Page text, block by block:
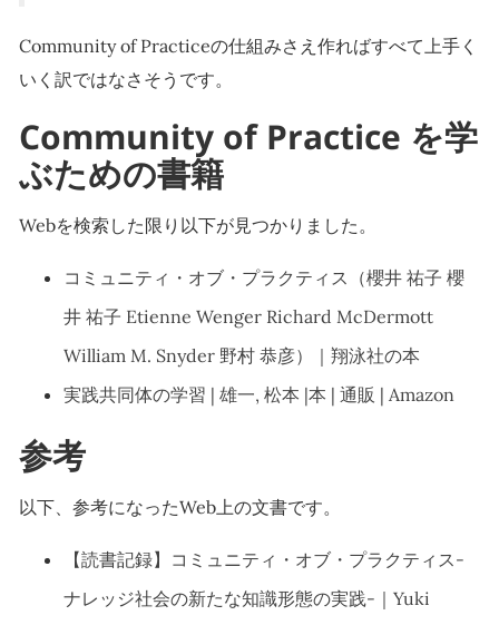
Community of Practiceの仕組みさえ作ればすべて上手く
いく訳ではなさそうです。
Community of Practice を学
ぶための書籍
Webを検索した限り以下が見つかりました。
コミュニティ・オブ・プラクティス（櫻井 祐子 櫻
井 祐子 Etienne Wenger Richard McDermott
William M. Snyder 野村 恭彦）｜翔泳社の本
実践共同体の学習 | 雄一, 松本 |本 | 通販 | Amazon
参考
以下、参考になったWeb上の文書です。
【読書記録】コミュニティ・オブ・プラクティス-
ナレッジ社会の新たな知識形態の実践-｜Yuki